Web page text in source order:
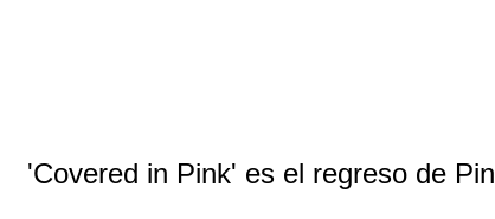
'Covered in Pink' es el regreso de